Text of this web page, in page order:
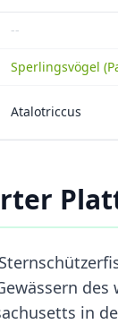
--
Sperlingsvögel
Atalotriccus
in